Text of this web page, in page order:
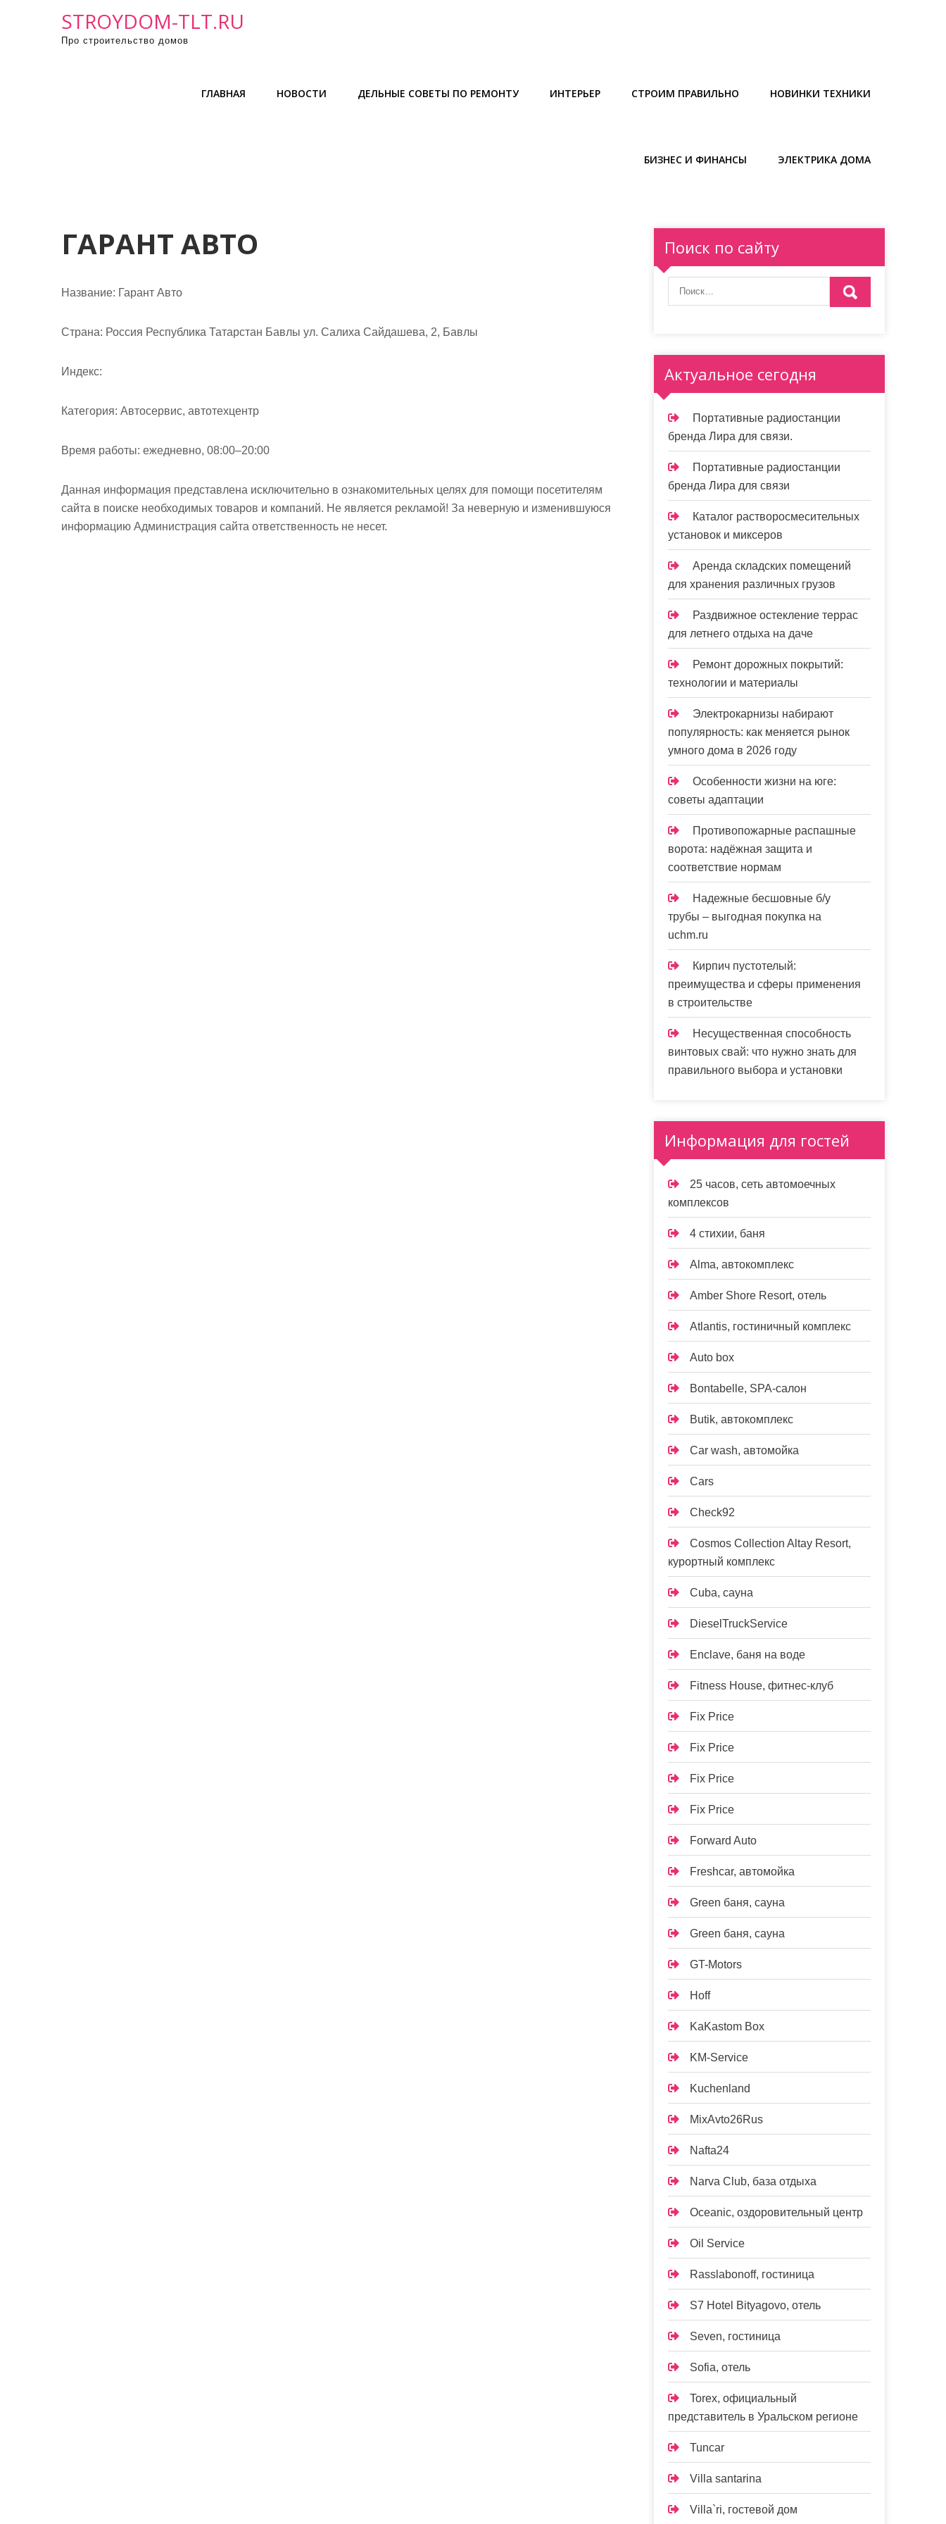
STROYDOM-TLT.RU
Про строительство домов
ГЛАВНАЯ НОВОСТИ ДЕЛЬНЫЕ СОВЕТЫ ПО РЕМОНТУ ИНТЕРЬЕР СТРОИМ ПРАВИЛЬНО НОВИНКИ ТЕХНИКИ
БИЗНЕС И ФИНАНСЫ ЭЛЕКТРИКА ДОМА
ГАРАНТ АВТО
Название: Гарант Авто
Страна: Россия Республика Татарстан Бавлы ул. Салиха Сайдашева, 2, Бавлы
Индекс:
Категория: Автосервис, автотехцентр
Время работы: ежедневно, 08:00–20:00
Данная информация представлена исключительно в ознакомительных целях для помощи посетителям
сайта в поиске необходимых товаров и компаний. Не является рекламой! За неверную и изменившуюся
информацию Администрация сайта ответственность не несет.
Поиск по сайту
Актуальное сегодня
Портативные радиостанции
бренда Лира для связи.
Портативные радиостанции
бренда Лира для связи
Каталог растворосмесительных
установок и миксеров
Аренда складских помещений
для хранения различных грузов
Раздвижное остекление террас
для летнего отдыха на даче
Ремонт дорожных покрытий:
технологии и материалы
Электрокарнизы набирают
популярность: как меняется рынок
умного дома в 2026 году
Особенности жизни на юге:
советы адаптации
Противопожарные распашные
ворота: надёжная защита и
соответствие нормам
Надежные бесшовные б/у
трубы – выгодная покупка на
uchm.ru
Кирпич пустотелый:
преимущества и сферы применения
в строительстве
Несущественная способность
винтовых свай: что нужно знать для
правильного выбора и установки
Информация для гостей
25 часов, сеть автомоечных
комплексов
4 стихии, баня
Alma, автокомплекс
Amber Shore Resort, отель
Atlantis, гостиничный комплекс
Auto box
Bontabelle, SPA-салон
Butik, автокомплекс
Car wash, автомойка
Cars
Check92
Cosmos Collection Altay Resort,
курортный комплекс
Cuba, сауна
DieselTruckService
Enclave, баня на воде
Fitness House, фитнес-клуб
Fix Price
Fix Price
Fix Price
Fix Price
Forward Auto
Freshcar, автомойка
Green баня, сауна
Green баня, сауна
GT-Motors
Hoff
KaKastom Box
KM-Service
Kuchenland
MixAvto26Rus
Nafta24
Narva Club, база отдыха
Oceanic, оздоровительный центр
Oil Service
Rasslabonoff, гостиница
S7 Hotel Bityagovo, отель
Seven, гостиница
Sofia, отель
Torex, официальный
представитель в Уральском регионе
Tuncar
Villa santarina
Villa`ri, гостевой дом